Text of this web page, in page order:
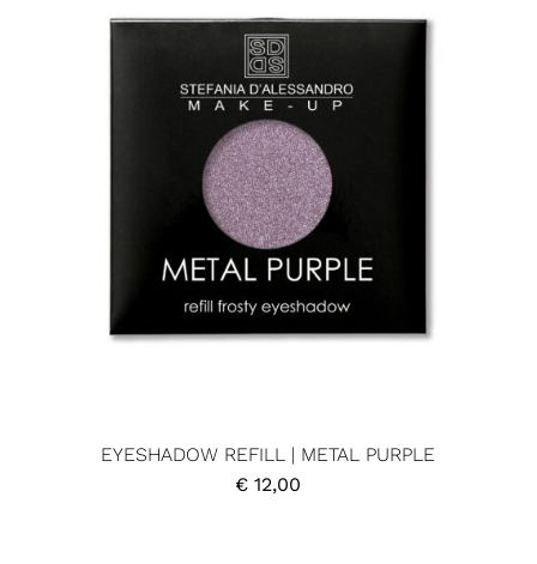
EYESHADOW REFILL | METAL PURPLE
€ 12,00